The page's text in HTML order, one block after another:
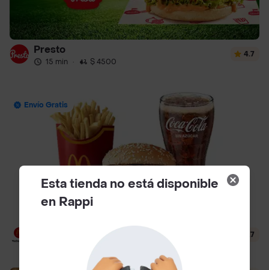
Presto
15 min · $ 4500
4.7
Envío Gratis
$ 3500
4.7
Esta tienda no está disponible
en Rappi